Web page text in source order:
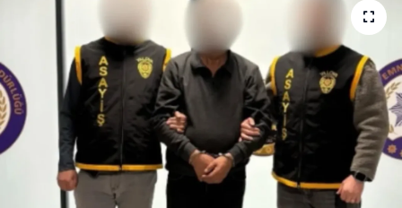
Ramazan
Resmi İlanlar
Rüya Tabirleri
Sağlık